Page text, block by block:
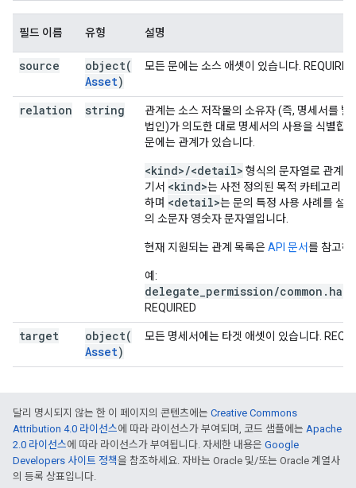
필드 이름 유형 설명
source
object(
Asset)
모든 문에는 소스 애셋이 있습니다. REQUIRED
relation string
관계는 소스 저작물의 소유자 (즉, 명세서를 발
법인)가 의도한 대로 명세서의 사용을 식별합
문에는 관계가 있습니다.
<kind>/<detail> 형식의 문자열로 관계
기서 <kind>는 사전 정의된 목적 카테고리
하며 <detail>는 문의 특정 사용 사례를 설
의 소문자 영숫자 문자열입니다.
현재 지원되는 관계 목록은API 문서를 참고하
예:
delegate_permission/
REQUIRED
target
object(
Asset)
모든 명세서에는 타겟 애셋이 있습니다.
달리 명시되지 않는 한 이 페이지의 콘텐츠에는 Creative Commons
Attribution 4.0 라이선스에 따라 라이선스가 부여되며, 코드 샘플에는 Apache
2.0 라이선스에 따라 라이선스가 부여됩니다. 자세한 내용은 Google
Developers 사이트 정책을 참조하세요. 자바는 Oracle 및/또는 Oracle 계열사
의 등록 상표입니다.